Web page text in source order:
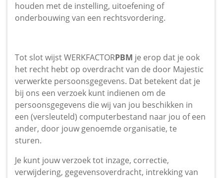
houden met de instelling, uitoefening of
onderbouwing van een rechtsvordering.
Tot slot wijst WERKFACTORPBM je erop dat je ook
het recht hebt op overdracht van de door Majestic
verwerkte persoonsgegevens. Dat betekent dat je
bij ons een verzoek kunt indienen om de
persoonsgegevens die wij van jou beschikken in
een (versleuteld) computerbestand naar jou of een
ander, door jouw genoemde organisatie, te
sturen.
Je kunt jouw verzoek tot inzage, correctie,
verwijdering, gegevensoverdracht, intrekking van